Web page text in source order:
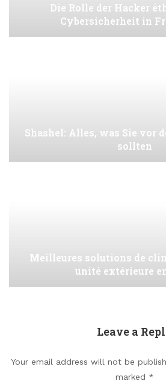
Die Rolle der Hacker
Cybersicherheit in
Shashel: Alles, was Sie vor
sollten
Meilleures solutions de
unité extérieure
Leave a
Your email address will not be
marked *